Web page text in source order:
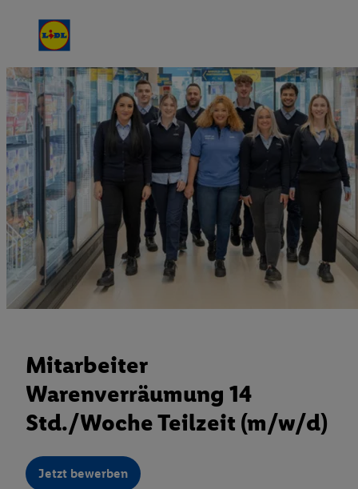
Mitarbeiter
Warenverräumung 14
Std./Woche Teilzeit (m/w/d)
Jetzt bewerben